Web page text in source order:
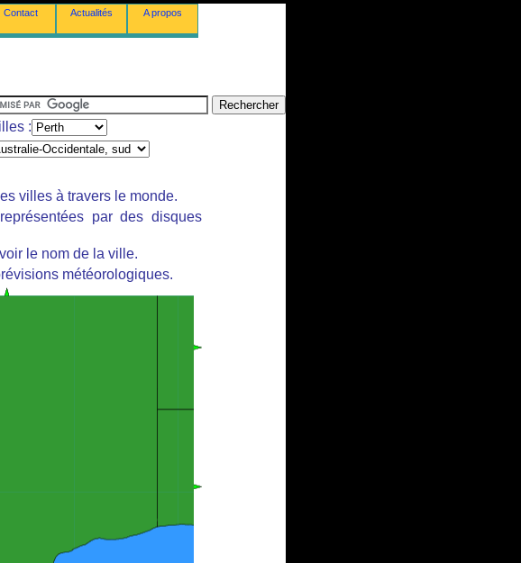
Contact Actualités A propos
:
villes à travers le monde.
par des disques
le nom de la ville.
météorologiques.